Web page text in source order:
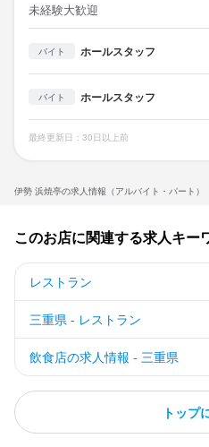
伊勢 浜焼亭の求人情報（アルバイト・パート）
未経験大歓迎
バイト ホールスタッフ
バイト ホールスタッフ
最終更新日：30日以上前
このお店に関連する求人キー
レストラン
三重県 - レストラン
飲食店の求人情報 - 三重県
トップ
店名
伊勢 浜焼亭
三重県伊勢市吹上1-3-28 伊勢市駅
連絡先
法人名・事業者名
伊勢浜焼亭
最終更新日2026/04/29